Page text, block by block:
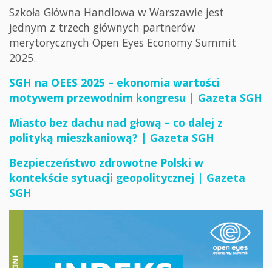
Szkoła Główna Handlowa w Warszawie jest
jednym z trzech głównych partnerów
merytorycznych Open Eyes Economy Summit
2025.
SGH na OEES 2025 – ekonomia wartości
motywem przewodnim kongresu | Gazeta SGH
Miasto bez dachu nad głową – co dalej z
polityką mieszkaniową? | Gazeta SGH
Bezpieczeństwo zdrowotne Polski w
kontekście sytuacji geopolitycznej | Gazeta
SGH